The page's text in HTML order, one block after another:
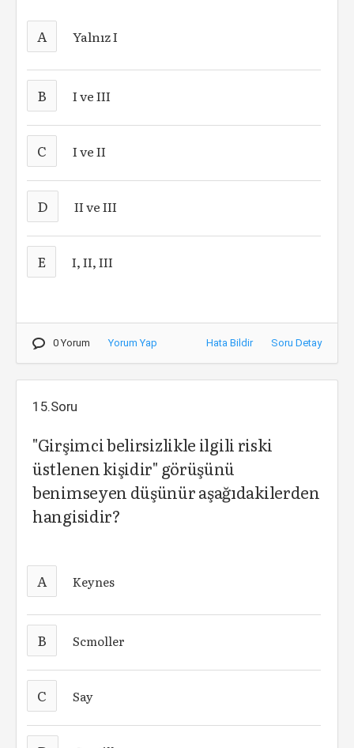
A Yalnız I
B I ve III
C I ve II
D II ve III
E I, II, III
0 Yorum Yorum Yap Hata Bildir Soru Detay
15.Soru
"Girşimci belirsizlikle ilgili riski
üstlenen kişidir" görüşünü
benimseyen düşünür aşağıdakilerden
hangisidir?
A Keynes
B Scmoller
C Say